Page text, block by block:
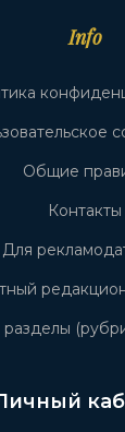
Info
Общие
Контакты
Для
разделы